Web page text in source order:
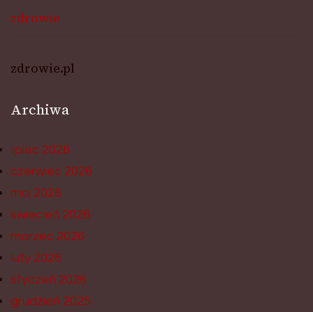
zdrowie
zdrowie.pl
Archiwa
lipiec 2026
czerwiec 2026
maj 2026
kwiecień 2026
marzec 2026
luty 2026
styczeń 2026
grudzień 2025